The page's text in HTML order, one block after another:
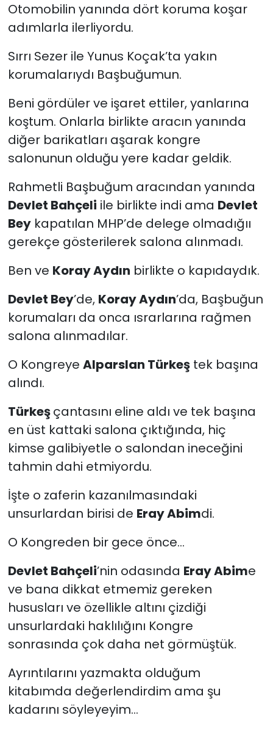
Otomobilin yanında dört koruma koşar
adımlarla ilerliyordu.
Sırrı Sezer ile Yunus Koçak’ta yakın
korumalarıydı Başbuğumun.
Beni gördüler ve işaret ettiler, yanlarına
koştum. Onlarla birlikte aracın yanında
diğer barikatları aşarak kongre
salonunun olduğu yere kadar geldik.
Rahmetli Başbuğum aracından yanında
Devlet Bahçeli ile birlikte indi ama Devlet
Beykapatılan MHP’de delege olmadığıı
gerekçe gösterilerek salona alınmadı.
Ben ve Koray Aydın birlikte o kapıdaydık.
Devlet Bey’de, Koray Aydın’da, Başbuğun
korumaları da onca ısrarlarına rağmen
salona alınmadılar.
O Kongreye Alparslan Türkeştek başına
alındı.
Türkeşçantasını eline aldı ve tek başına
en üst kattaki salona çıktığında, hiç
kimse galibiyetle o salondan ineceğini
tahmin dahi etmiyordu.
İşte o zaferin kazanılmasındaki
unsurlardan birisi de Eray Abimdi.
O Kongreden bir gece önce...
Devlet Bahçeli’nin odasında Eray Abime
ve bana dikkat etmemiz gereken
hususları ve özellikle altını çizdiği
unsurlardaki haklılığını Kongre
sonrasında çok daha net görmüştük.
Ayrıntılarını yazmakta olduğum
kitabımda değerlendirdim ama şu
kadarını söyleyeyim...